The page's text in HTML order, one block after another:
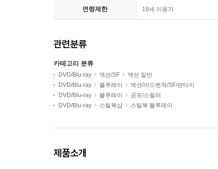
연령제한 19세 이용가
관련분류
카테고리 분류
DVD/Blu-ray 액션/SF
액션 일반
DVD/Blu-ray
블루레이
액션/어드벤쳐/SF/판타지
DVD/Blu-ray
블루레이
공포/스릴러
DVD/Blu-ray
스틸북샵 스틸북 블루레이
제품소개